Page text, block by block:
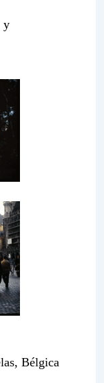
y
Bélgica